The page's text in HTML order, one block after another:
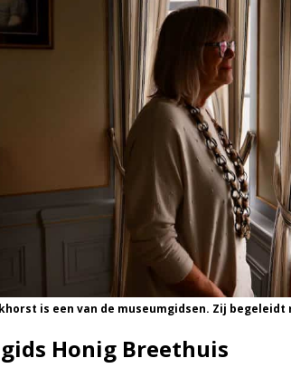
is een van de museumgidsen. Zij
Honig Breethuis